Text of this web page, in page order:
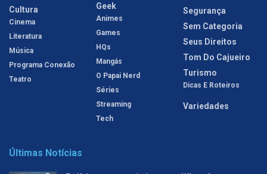
Cultura
Cinema
Literatura
Música
Programa Conexão
Teatro
Geek
Animes
Games
HQs
Mangás
O Papai Nerd
Séries
Streaming
Tech
Segurança
Sem Categoria
Seus Direitos
Tom Do Cajueiro
Turismo
Dicas E Roteiros
Variedades
Últimas Notícias